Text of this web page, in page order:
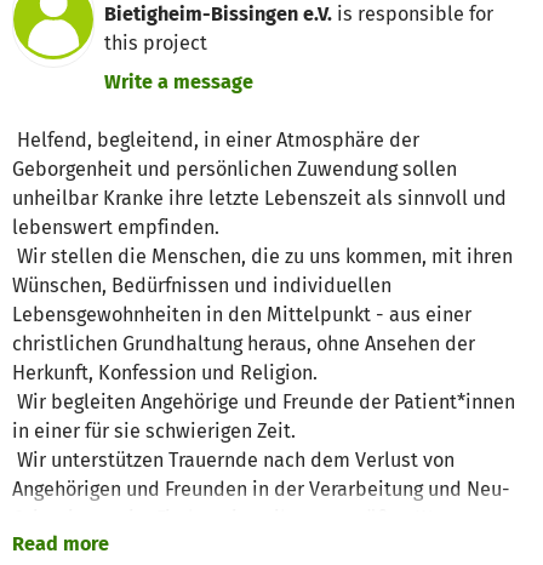
Bietigheim-Bissingen e.V. is responsible for
this project
Write a message
Helfend, begleitend, in einer Atmosphäre der
Geborgenheit und persönlichen Zuwendung sollen
unheilbar Kranke ihre letzte Lebenszeit als sinnvoll und
lebenswert empfinden.
Wir stellen die Menschen, die zu uns kommen, mit ihren
Wünschen, Bedürfnissen und individuellen
Lebensgewohnheiten in den Mittelpunkt - aus einer
christlichen Grundhaltung heraus, ohne Ansehen der
Herkunft, Konfession und Religion.
Wir begleiten Angehörige und Freunde der Patient*innen
in einer für sie schwierigen Zeit.
Wir unterstützen Trauernde nach dem Verlust von
Angehörigen und Freunden in der Verarbeitung und Neu-
Read more